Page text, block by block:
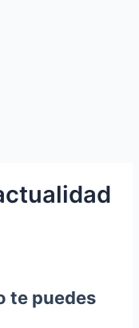
te puedes